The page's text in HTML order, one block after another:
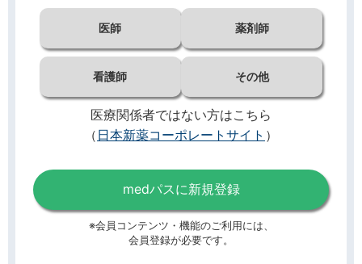
医師 薬剤師
看護師 その他
医療関係者ではない方はこちら
（ 日本新薬コーポレートサイト ）
medパスに新規登録
※会員コンテンツ・機能のご利用には、
会員登録が必要です。